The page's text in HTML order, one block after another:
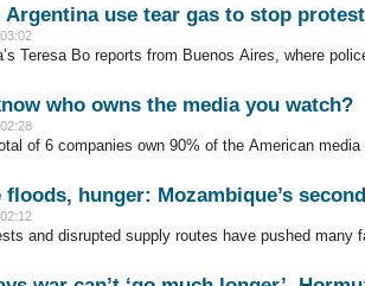
Argentina use tear gas to stop
Teresa Bo reports from Buenos Aires, where
who owns the media you watch?
of 6 companies own 90% of the American media
hunger: Mozambique’s
and disrupted supply routes have pushed many